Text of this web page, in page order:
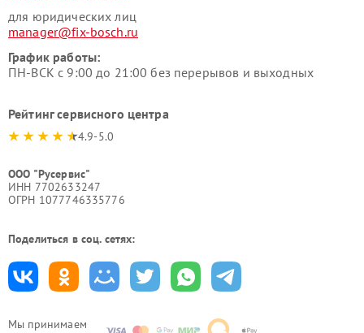
Мы принимаем
для юридических лиц
manager@fix-bosch.ru
График работы:
ПН-ВСК с 9:00 до 21:00 без перерывов и выходных
Рейтинг сервисного центра
4.9-5.0
ООО "Русервис"
ИНН 7702633247
ОГРН 1077746335776
Поделиться в соц. сетях: